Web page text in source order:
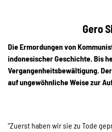
Gero
Die Ermordungen von
indonesischer Geschichte. Bis
Vergangenheitsbewältigung.
auf ungewöhnliche Weise zur
"Zuerst haben wir sie zu Tode